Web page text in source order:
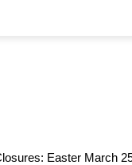
Easter March